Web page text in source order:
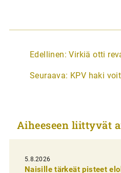
A
t
k
e
l
Edellinen: Virkiä otti
Seuraava: KPV haki
Aiheeseen liittyvät
5.8.2026
Naisille tärkeät pisteet